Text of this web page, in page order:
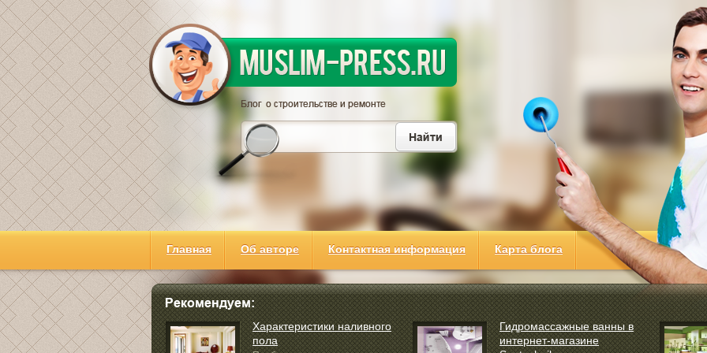
Главная Об авторе Контактная информация Карта блога
Характеристики наливного
пола
Гидромассажные ванны в
интернет-магазине